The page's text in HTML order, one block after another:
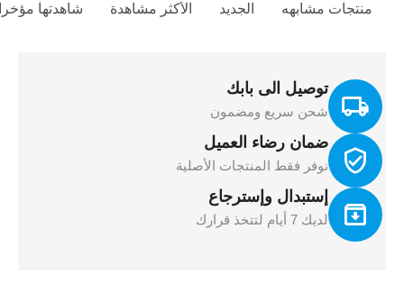
منتجات مشابهه الجديد الأكثر مشاهدة شاهدتها مؤخرا
توصيل الى بابك
شحن سريع ومضمون
ضمان رضاء العميل
نوفر فقط المنتجات الأصلية
إستبدال وإسترجاع
لديك 7 أيام لتتخذ قرارك